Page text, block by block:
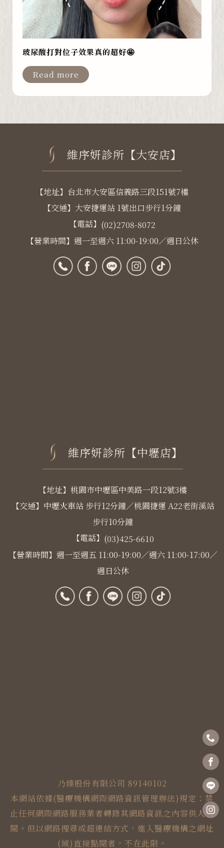
玻尿酸打對位子效果真的超好🤩
Read more
維序妍診所【大安店】
【地址】台北市大安區信義路三段151號7樓
【交通】大安捷運站 1號出口步行1分鐘
【電話】 (02)2708-8072
【營業時間】週一至週六 11:00-19:00／週日公休
維序妍診所【中壢店】
【地址】桃園市中壢區中美路一段12號3樓
【交通】中壢火車站 步行12分鐘／桃園捷運 A22老街溪站
步行10分鐘
【電話】 (03)425-6610
【營業時間】週一至週五 11:00-19:00／週六 11:00-17:00／
週日公休
乃臻股份有限公司 89140102
本網站依據(醫療機構網際網路資訊管理辦法)規定：禁
止任何網際網路服務業者轉錄其網路資訊之內容供人點
閱。但以網路搜尋或超連結方式，進入醫療機構之網址
(域)直接點閱者，不在此限。